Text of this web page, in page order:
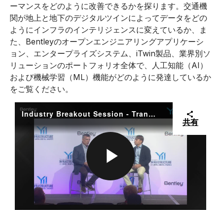
D
E
O
ーマンスをどのように改善できるかを探ります。交通機
関が地上と地下のデジタルツインによってデータをどの
ようにインフラのインテリジェンスに変えているか、ま
た、Bentleyのオープンエンジニアリングアプリケーシ
ョン、エンタープライズシステム、iTwin製品、業界別ソ
リューションのポートフォリオ全体で、人工知能（AI）
および機械学習（ML）機能がどのように発達しているか
をご覧ください。
Industry Breakout Session - Transportation Overall Summary
共有
P